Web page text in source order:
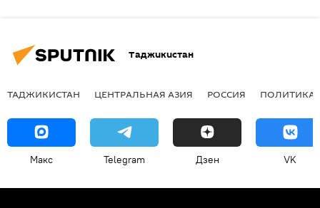
Таджикистан
ТАДЖИКИСТАН ЦЕНТРАЛЬНАЯ АЗИЯ РОССИЯ ПОЛИТИКА
Макс Telegram Дзен VK